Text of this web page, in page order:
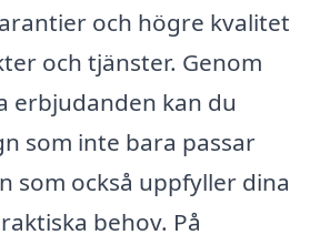
och högre kvalitet
och tjänster. Genom
erbjudanden kan du
som inte bara passar
som också uppfyller dina
behov. På